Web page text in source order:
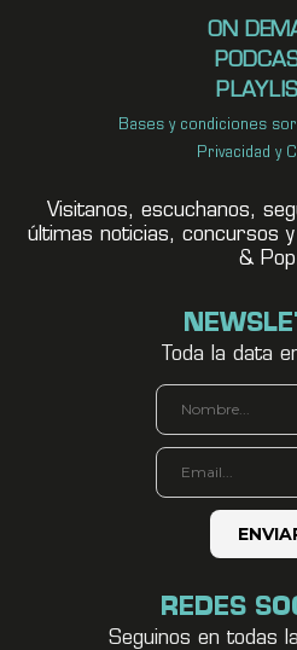
ON
Bases y condiciones
Privacidad y
Visitanos, escuchanos,
últimas noticias, concursos
&
Toda la data
REDES
Seguinos en todas